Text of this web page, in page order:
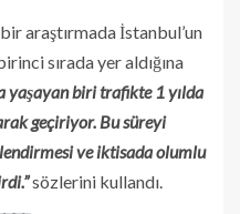
araştırmada İstanbul’un
sırada yer aldığına
yaşayan biri trafikte 1 yılda
geçiriyor. Bu süreyi
ve iktisada olumlu
sözlerini kullandı.